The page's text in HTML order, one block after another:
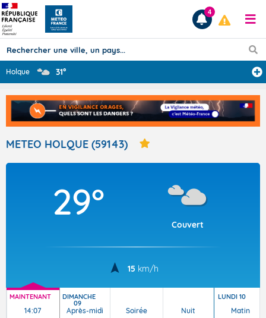
Prévisions
TOUS LES RÉSULTATS
Articles
4
Holque 31°
METEO HOLQUE (59143)
29°
Couvert
15 km/h
MAINTENANT
14:07
DIMANCHE
09
Après-midi Soirée Nuit
LUNDI 10
Matin